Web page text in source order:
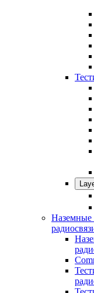
Наземные